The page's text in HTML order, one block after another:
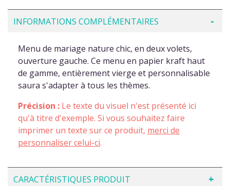
INFORMATIONS COMPLÉMENTAIRES
Menu de mariage nature chic, en deux volets,
ouverture gauche. Ce menu en papier kraft haut
de gamme, entièrement vierge et personnalisable
saura s'adapter à tous les thèmes.
Précision : Le texte du visuel n'est présenté ici
qu'à titre d'exemple. Si vous souhaitez faire
imprimer un texte sur ce produit, merci de
personnaliser celui-ci.
CARACTÉRISTIQUES PRODUIT